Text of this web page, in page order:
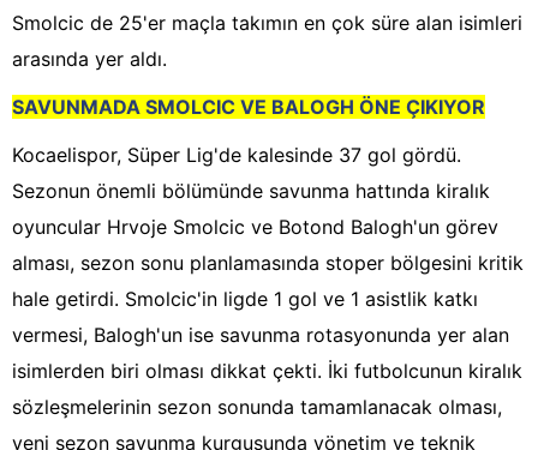
Smolcic de 25'er maçla takımın en çok süre alan isimleri
arasında yer aldı.
SAVUNMADA SMOLCIC VE BALOGH ÖNE ÇIKIYOR
Kocaelispor, Süper Lig'de kalesinde 37 gol gördü.
Sezonun önemli bölümünde savunma hattında kiralık
oyuncular Hrvoje Smolcic ve Botond Balogh'un görev
alması, sezon sonu planlamasında stoper bölgesini kritik
hale getirdi. Smolcic'in ligde 1 gol ve 1 asistlik katkı
vermesi, Balogh'un ise savunma rotasyonunda yer alan
isimlerden biri olması dikkat çekti. İki futbolcunun kiralık
sözleşmelerinin sezon sonunda tamamlanacak olması,
yeni sezon savunma kurgusunda yönetim ve teknik